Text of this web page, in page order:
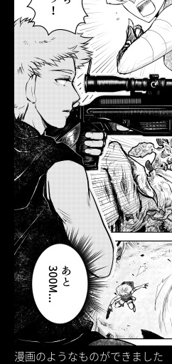
漫画のようなものができました